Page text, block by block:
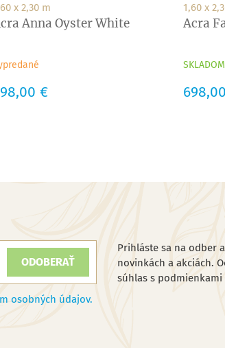
x 2,30 m
Anna Oyster White
€
1,60 x
Acra
Cena
osobných údajov.
Prihláste sa na odber
novinkách a akciách.
súhlas s